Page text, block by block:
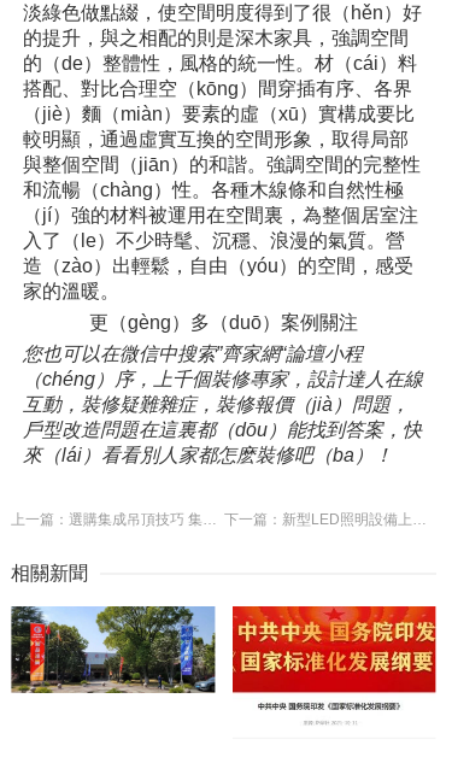
淡綠色做點綴，使空間明度得到了很（hěn）好
的提升，與之相配的則是深木家具，強調空間
的（de）整體性，風格的統一性。材（cái）料
搭配、對比合理空（kōng）間穿插有序、各界
（jiè）麵（miàn）要素的虛（xū）實構成要比
較明顯，通過虛實互換的空間形象，取得局部
與整個空間（jiān）的和諧。強調空間的完整性
和流暢（chàng）性。各種木線條和自然性極
（jí）強的材料被運用在空間裏，為整個居室注
入了（le）不少時髦、沉穩、浪漫的氣質。營
造（zào）出輕鬆，自由（yóu）的空間，感受
家的溫暖。
更（gèng）多（duō）案例關注
您也可以在微信中搜索”齊家網“論壇小程
（chéng）序，上千個裝修專家，設計達人在線
互動，裝修疑難雜症，裝修報價（jià）問題，
戶型改造問題在這裏都（dōu）能找到答案，快
來（lái）看看別人家都怎麽裝修吧（ba）！
上一篇：選購集成吊頂技巧 集成吊頂如何保養 下一篇：新型LED照明設備上市 價格決定銷量
相關新聞